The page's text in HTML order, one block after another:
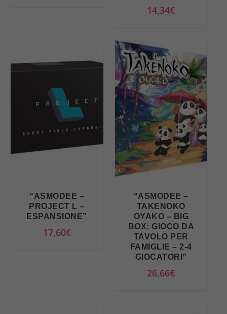
14,34€
“ASMODEE –
PROJECT L –
ESPANSIONE”
17,60€
“ASMODEE –
TAKENOKO
OYAKO – BIG
BOX: GIOCO DA
TAVOLO PER
FAMIGLIE – 2-4
GIOCATORI”
26,66€